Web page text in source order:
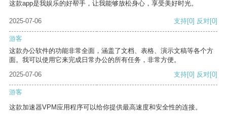
这款app是我娱乐的好帮手，让我能够放松身心，享受美好时光。
2025-07-06 支持[0] 反对[0]
游客
这款办公软件的功能非常全面，涵盖了文档、表格、演示文稿等各个方
面。我可以使用它来完成日常办公的所有任务，非常方便。
2025-07-06
支持[0] 反对[0]
游客
这款加速器VPM应用程序可以给你提供最高速度和安全性的连接。